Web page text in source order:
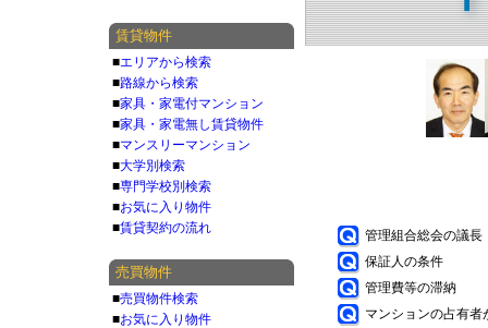
管理組合総会の議長
保証人の条件
管理費等の滞納
マンションの占有
賃貸物件
■エリアから検索
■路線から検索
■家具・家電付マンション
■家具・家電無し賃貸物件
■マンスリーマンション
■大学別検索
■専門学校別検索
■お気に入り物件
■賃貸契約の流れ
売買物件
■売買物件検索
■お気に入り物件